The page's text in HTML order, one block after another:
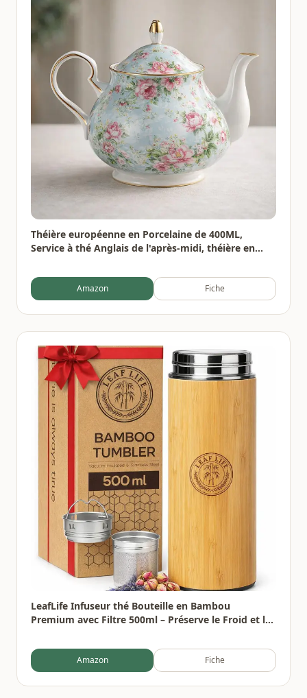
Théière européenne en Porcelaine de 400ML,
Service à thé Anglais de l'après-midi, théière en
Amazon Fiche
LeafLife Infuseur thé Bouteille en Bambou
Premium avec Filtre 500ml – Préserve le Froid et la
sous Vide
Amazon Fiche